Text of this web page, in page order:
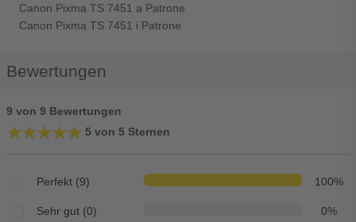
Canon Pixma TS 7451 a Patrone
Canon Pixma TS 7451 i Patrone
Bewertungen
9 von 9 Bewertungen
★★★★★
★★★★★ 5 von 5 Sternen
Perfekt (9) 100%
Sehr gut (0) 0%